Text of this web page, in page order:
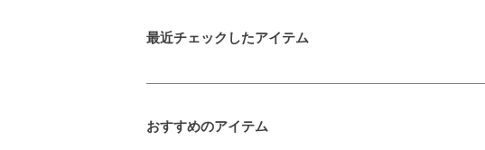
最近チェックしたアイテム
おすすめのアイテム